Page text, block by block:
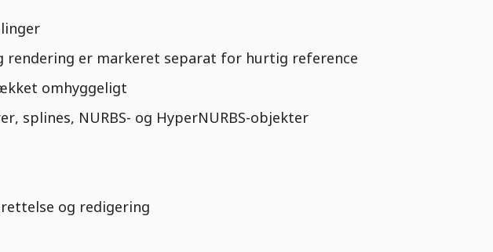
rendering er markeret separat for hurtig reference
omhyggeligt
splines, NURBS- og HyperNURBS-objekter
og redigering